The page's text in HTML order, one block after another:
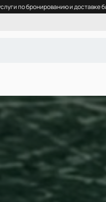
по бронированию и доставке